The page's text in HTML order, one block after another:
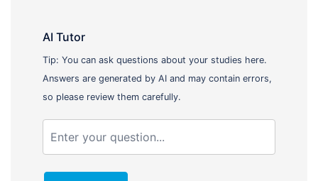
AI Tutor
Tip: You can ask questions about your studies here.
Answers are generated by AI and may contain errors,
so please review them carefully.